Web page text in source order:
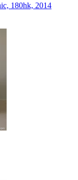
180hk, 2014